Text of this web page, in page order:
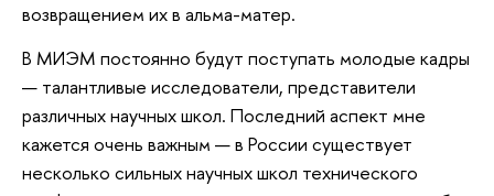
возвращением их в альма-матер.
В МИЭМ постоянно будут поступать молодые кадры
— талантливые исследователи, представители
различных научных школ. Последний аспект мне
кажется очень важным — в России существует
несколько сильных научных школ технического